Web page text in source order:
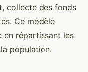
collecte des fonds
Ce modèle
en répartissant les
population.